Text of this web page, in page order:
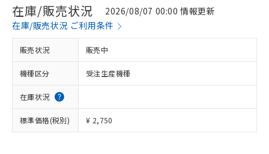
在庫/販売状況
2026/08/07 00:00 情報更新
在庫/販売状況 ご利用条件
販売状況 販売中
機種区分 受注生産機種
在庫状況
標準価格(税別) ¥ 2,750